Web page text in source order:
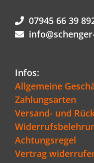
07945 66 39
Infos:
Allgemeine
Zahlungsarten
Versand- und
Achtungsregel
Vertrag